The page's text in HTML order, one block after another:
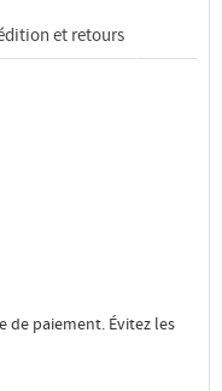
et retours
de paiement. Évitez les